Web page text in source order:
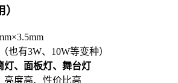
也有3W、10W等变种）
灯、面板灯、舞台灯
亮度高、性价比高